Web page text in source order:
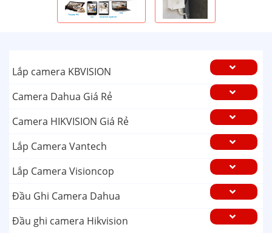
Lắp camera KBVISION
Camera Dahua Giá Rẻ
Camera HIKVISION Giá Rẻ
Lắp Camera Vantech
Lắp Camera Visioncop
Đầu Ghi Camera Dahua
Đầu ghi camera Hikvision